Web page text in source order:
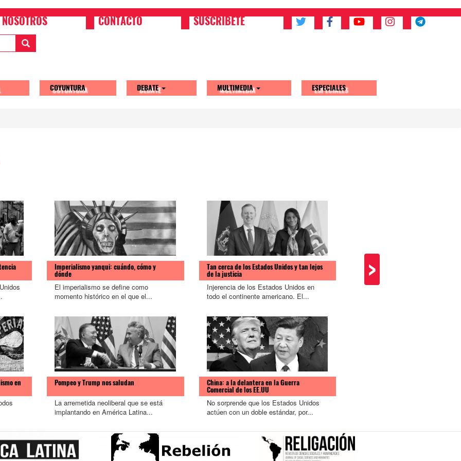
NOSOTROS CONTACTO SUSCRIBETE
COYUNTURA DEBATE MULTIMEDIA ESPECIALES
Imperialismo yanqui: cuándo, cómo y
dónde
El imperialismo se define como
momento histórico en el que el...
Tan cerca de los Estados Unidos y tan lejos
de la justicia
Injerencia de los Estados Unidos en
todo el continente americano. El...
en
Pompeo y Trump nos saludan
La arremetida neoliberal que se está
implantando en América Latina...
China: a la delantera en la Guerra
Comercial de los EE.UU
No sorprende que los Estados Unidos
actúen con un doble estándar, por...
¿Hasta dónde llegará la
entre Estados Unidos e Irán?
Si algo no produjo la guerra
>